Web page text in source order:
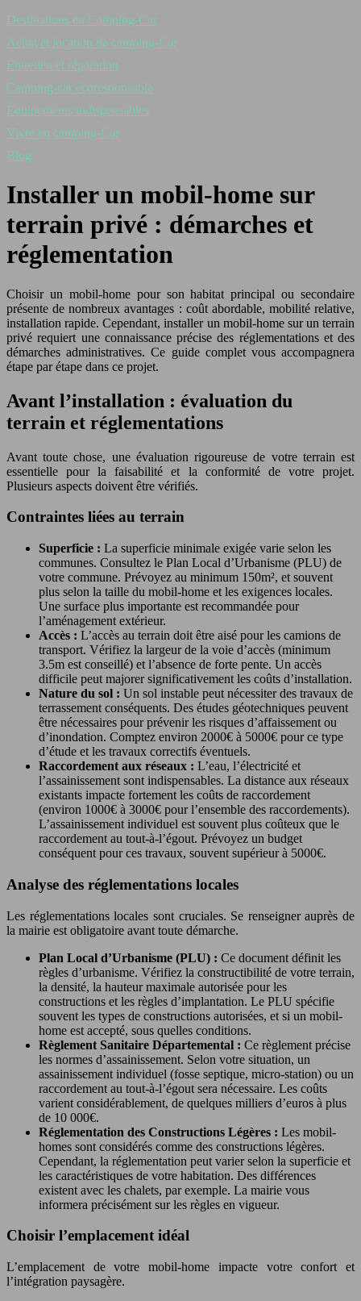
Destinations en Camping-Car
Achat et location de camping-Car
Entretien et réparation
Camping-car écoresponsable
Équipements indispensables
Vivre en camping-Car
Blog
Installer un mobil-home sur
terrain privé : démarches et
réglementation
Choisir un mobil-home pour son habitat principal ou secondaire
présente de nombreux avantages : coût abordable, mobilité relative,
installation rapide. Cependant, installer un mobil-home sur un terrain
privé requiert une connaissance précise des réglementations et des
démarches administratives. Ce guide complet vous accompagnera
étape par étape dans ce projet.
Avant l’installation : évaluation du
terrain et réglementations
Avant toute chose, une évaluation rigoureuse de votre terrain est
essentielle pour la faisabilité et la conformité de votre projet.
Plusieurs aspects doivent être vérifiés.
Contraintes liées au terrain
Superficie : La superficie minimale exigée varie selon les
communes. Consultez le Plan Local d’Urbanisme (PLU) de
votre commune. Prévoyez au minimum 150m², et souvent
plus selon la taille du mobil-home et les exigences locales.
Une surface plus importante est recommandée pour
l’aménagement extérieur.
Accès : L’accès au terrain doit être aisé pour les camions de
transport. Vérifiez la largeur de la voie d’accès (minimum
3.5m est conseillé) et l’absence de forte pente. Un accès
difficile peut majorer significativement les coûts d’installation.
Nature du sol : Un sol instable peut nécessiter des travaux de
terrassement conséquents. Des études géotechniques peuvent
être nécessaires pour prévenir les risques d’affaissement ou
d’inondation. Comptez environ 2000€ à 5000€ pour ce type
d’étude et les travaux correctifs éventuels.
Raccordement aux réseaux : L’eau, l’électricité et
l’assainissement sont indispensables. La distance aux réseaux
existants impacte fortement les coûts de raccordement
(environ 1000€ à 3000€ pour l’ensemble des raccordements).
L’assainissement individuel est souvent plus coûteux que le
raccordement au tout-à-l’égout. Prévoyez un budget
conséquent pour ces travaux, souvent supérieur à 5000€.
Analyse des réglementations locales
Les réglementations locales sont cruciales. Se renseigner auprès de
la mairie est obligatoire avant toute démarche.
Plan Local d’Urbanisme (PLU) : Ce document définit les
règles d’urbanisme. Vérifiez la constructibilité de votre terrain,
la densité, la hauteur maximale autorisée pour les
constructions et les règles d’implantation. Le PLU spécifie
souvent les types de constructions autorisées, et si un mobil-
home est accepté, sous quelles conditions.
Règlement Sanitaire Départemental : Ce règlement précise
les normes d’assainissement. Selon votre situation, un
assainissement individuel (fosse septique, micro-station) ou un
raccordement au tout-à-l’égout sera nécessaire. Les coûts
varient considérablement, de quelques milliers d’euros à plus
de 10 000€.
Réglementation des Constructions Légères : Les mobil-
homes sont considérés comme des constructions légères.
Cependant, la réglementation peut varier selon la superficie et
les caractéristiques de votre habitation. Des différences
existent avec les chalets, par exemple. La mairie vous
informera précisément sur les règles en vigueur.
Choisir l’emplacement idéal
L’emplacement de votre mobil-home impacte votre confort et
l’intégration paysagère.